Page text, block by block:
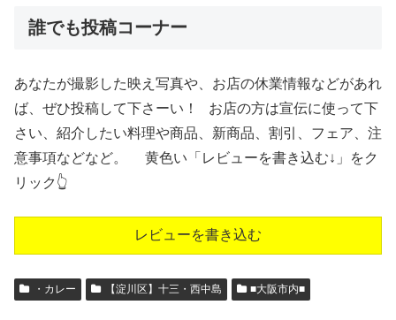
誰でも投稿コーナー
あなたが撮影した映え写真や、お店の休業情報などがあれ
ば、ぜひ投稿して下さーい！ お店の方は宣伝に使って下
さい、紹介したい料理や商品、新商品、割引、フェア、注
意事項などなど。 黄色い「レビューを書き込む↓」をク
リック👆
レビューを書き込む
・カレー 【淀川区】十三・西中島 ■大阪市内■